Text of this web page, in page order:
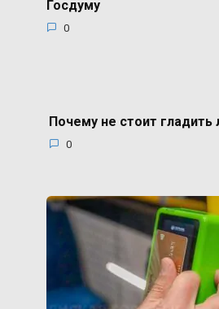
Госдуму
0
Почему не стоит
0